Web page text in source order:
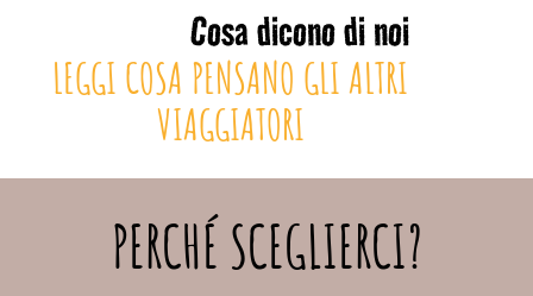
Cosa dicono di noi
LEGGI COSA PENSANO GLI ALTRI
VIAGGIATORI
PERCHÉ SCEGLIERCI?